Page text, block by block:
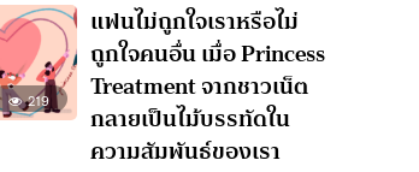
219
แฟนไม่ถูกใจเราหรือไม่
ถูกใจคนอื่น เมื่อ Princess
Treatment จากชาวเน็ต
กลายเป็นไม้บรรทัดใน
ความสัมพันธ์ของเรา